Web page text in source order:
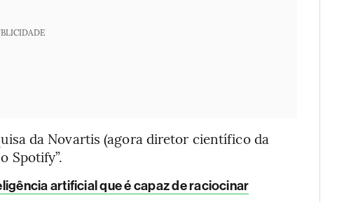
da Novartis (agora diretor científico da
Spotify”.
artificial que é capaz de raciocinar